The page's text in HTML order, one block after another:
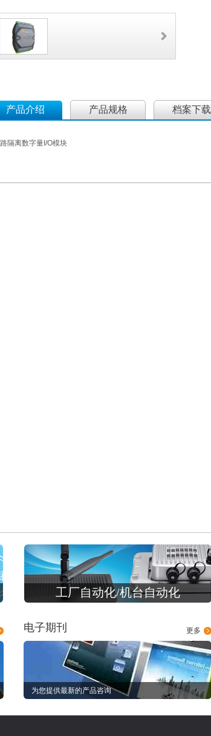
产品介绍 产品规格 档案下载
隔离数字量I/O模块
工厂自动化/机台自动化
更多
电子期刊
为您提供最新的产品咨询